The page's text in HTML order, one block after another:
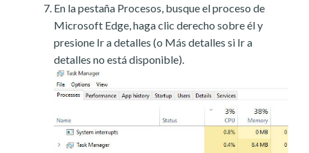
En la pestaña Procesos, busque el proceso de
Microsoft Edge, haga clic derecho sobre él y
presione Ir a detalles (o Más detalles si Ir a
detalles no está disponible).